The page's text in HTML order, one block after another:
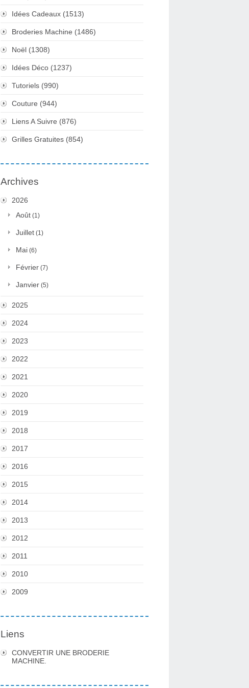
Idées Cadeaux (1513)
Broderies Machine (1486)
Noël (1308)
Idées Déco (1237)
Tutoriels (990)
Couture (944)
Liens A Suivre (876)
Grilles Gratuites (854)
Archives
2026
Août (1)
Juillet (1)
Mai (6)
Février (7)
Janvier (5)
2025
2024
2023
2022
2021
2020
2019
2018
2017
2016
2015
2014
2013
2012
2011
2010
2009
Liens
CONVERTIR UNE BRODERIE
MACHINE.